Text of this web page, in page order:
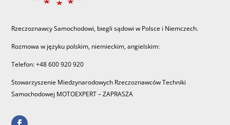
Rzeczoznawcy Samochodowi, biegli sądowi w Polsce i Niemczech.
Rozmowa w języku polskim, niemieckim, angielskim:
Telefon: +48 600 920 920
Stowarzyszenie Miedzynarodowych Rzeczoznawców Techniki
Samochodowej MOTOEXPERT – ZAPRASZA